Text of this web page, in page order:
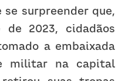
se surpreender que,
2023, cidadãos
a embaixada
militar na capital